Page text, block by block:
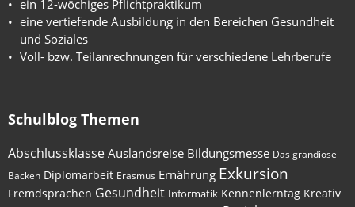
ein 12-wöchiges Pflichtpraktikum
eine vertiefende Ausbildung in den Bereichen Gesundheit
und Soziales
Voll- bzw. Teilanrechnungen für verschiedene Lehrberufe
Schulblog Themen
AbschlussklasseAuslandsreise Bildungsmesse Das grandiose
Backen Diplomarbeit Erasmus Ernährung Exkursion
Fremdsprachen Gesundheit Informatik Kennenlerntag Kreativ